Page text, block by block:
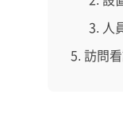
人
訪問